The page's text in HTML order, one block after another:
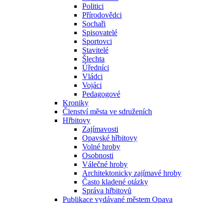
Politici
Přírodovědci
Sochaři
Spisovatelé
Sportovci
Stavitelé
Šlechta
Úředníci
Vládci
Vojáci
Pedagogové
Kroniky
Členství města ve sdruženích
Hřbitovy
Zajímavosti
Opavské hřbitovy
Volné hroby
Osobnosti
Válečné hroby
Architektonicky zajímavé hroby
Často kladené otázky
Správa hřbitovů
Publikace vydávané městem Opava